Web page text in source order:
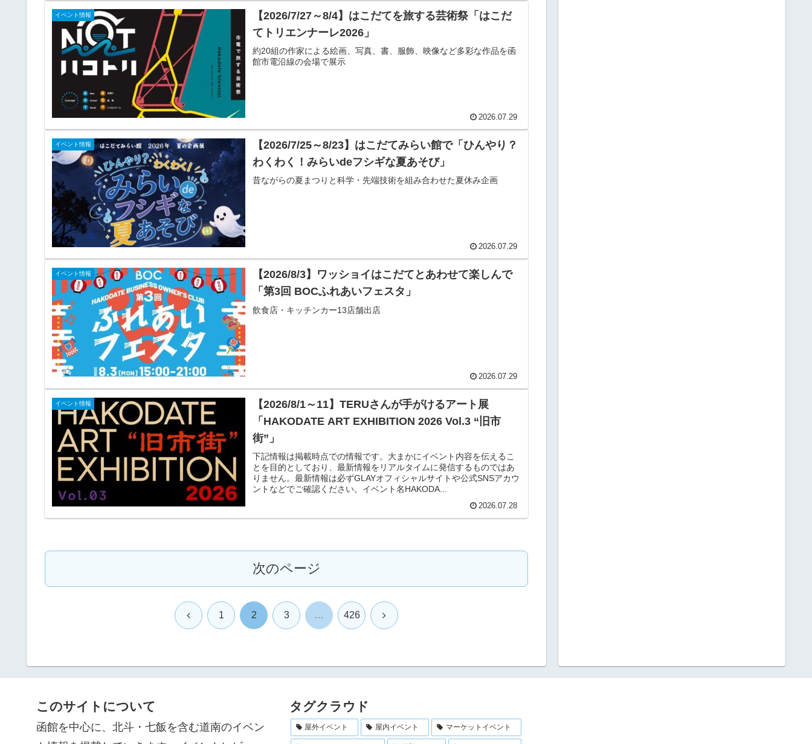
イベント情報
【2026/7/27～8/4】はこだてを旅する芸術祭「はこだ
てトリエンナーレ2026」
約20組の作家による絵画、写真、書、服飾、映像など多彩な作品を函
館市電沿線の会場で展示
2026.07.29
イベント情報
【2026/7/25～8/23】はこだてみらい館で「ひんやり？
わくわく！みらいdeフシギな夏あそび」
昔ながらの夏まつりと科学・先端技術を組み合わせた夏休み企画
2026.07.29
イベント情報
【2026/8/3】ワッショイはこだてとあわせて楽しんで
「第3回 BOCふれあいフェスタ」
飲食店・キッチンカー13店舗出店
2026.07.29
イベント情報
【2026/8/1～11】TERUさんが手がけるアート展
「HAKODATE ART EXHIBITION 2026 Vol.3 “旧市
街”」
下記情報は掲載時点での情報です。大まかにイベント内容を伝えるこ
とを目的としており、最新情報をリアルタイムに発信するものではあ
りません。最新情報は必ずGLAYオフィシャルサイトや公式SNSアカウ
ントなどでご確認ください。イベント名HAKODA...
2026.07.28
次のページ
前 1 2 3 … 426 次
このサイトについて
函館を中心に、北斗・七飯を含む道南のイベン
タグクラウド
屋外イベント 屋内イベント マーケットイベント